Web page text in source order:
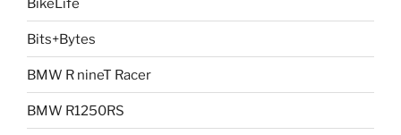
Bits+Bytes
BMW R nineT Racer
BMW R1250RS